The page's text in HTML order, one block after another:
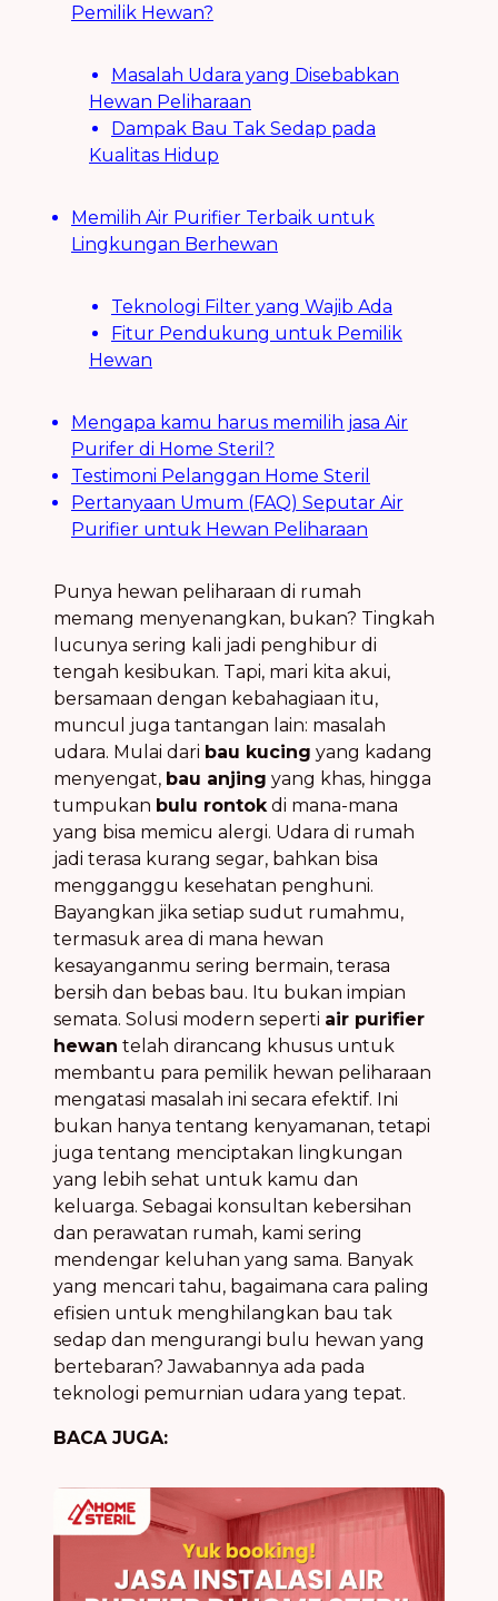
Pemilik Hewan?
Masalah Udara yang Disebabkan
Hewan Peliharaan
Dampak Bau Tak Sedap pada
Kualitas Hidup
Memilih Air Purifier Terbaik untuk
Lingkungan Berhewan
Teknologi Filter yang Wajib Ada
Fitur Pendukung untuk Pemilik
Hewan
Mengapa kamu harus memilih jasa Air
Purifer di Home Steril?
Testimoni Pelanggan Home Steril
Pertanyaan Umum (FAQ) Seputar Air
Purifier untuk Hewan Peliharaan
Punya hewan peliharaan di rumah
memang menyenangkan, bukan? Tingkah
lucunya sering kali jadi penghibur di
tengah kesibukan. Tapi, mari kita akui,
bersamaan dengan kebahagiaan itu,
muncul juga tantangan lain: masalah
udara. Mulai dari bau kucing yang kadang
menyengat, bau anjing yang khas, hingga
tumpukan bulu rontok di mana-mana
yang bisa memicu alergi. Udara di rumah
jadi terasa kurang segar, bahkan bisa
mengganggu kesehatan penghuni.
Bayangkan jika setiap sudut rumahmu,
termasuk area di mana hewan
kesayanganmu sering bermain, terasa
bersih dan bebas bau. Itu bukan impian
semata. Solusi modern seperti air purifier
hewan telah dirancang khusus untuk
membantu para pemilik hewan peliharaan
mengatasi masalah ini secara efektif. Ini
bukan hanya tentang kenyamanan, tetapi
juga tentang menciptakan lingkungan
yang lebih sehat untuk kamu dan
keluarga. Sebagai konsultan kebersihan
dan perawatan rumah, kami sering
mendengar keluhan yang sama. Banyak
yang mencari tahu, bagaimana cara paling
efisien untuk menghilangkan bau tak
sedap dan mengurangi bulu hewan yang
bertebaran? Jawabannya ada pada
teknologi pemurnian udara yang tepat.
BACA JUGA: